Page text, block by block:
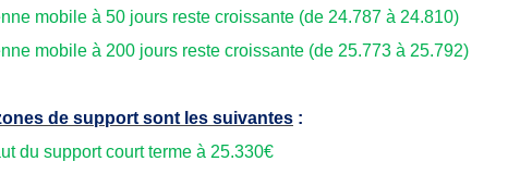
mobile à 50 jours reste croissante (de 24.787 à 24.810)
mobile à 200 jours reste croissante (de 25.773 à 25.792)
de support sont les suivantes :
du support court terme à 25.330€